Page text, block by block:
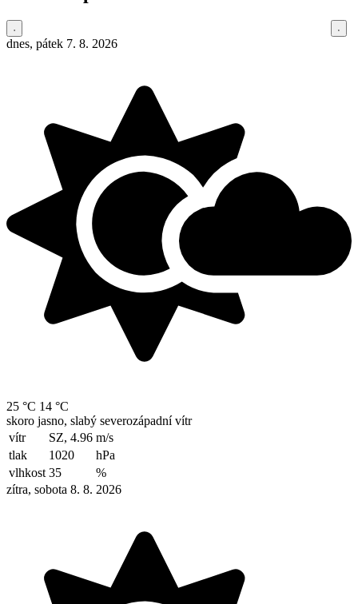
dnes, pátek 7. 8. 2026
25 °C 14 °C
skoro jasno, slabý severozápadní vítr
vítr
SZ, 4.96 m/s
tlak
1020
hPa
vlhkost 35
%
zítra, sobota 8. 8. 2026